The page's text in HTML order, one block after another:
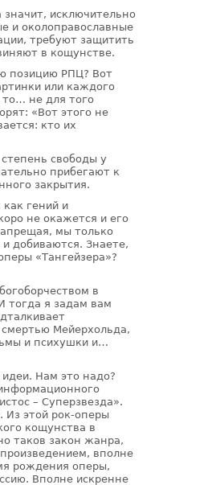
исключительно
и околоправославные
требуют защитить
в кощунстве.
позицию РПЦ? Вот
или каждого
то… не для того
«Вот этого не
кто их
свободы у
прибегают к
закрытия.
гений и
не окажется и его
мы только
добиваются. Знаете,
«Тангейзера»?
в
тогда я задам вам
Мейерхольда,
и психушки и…
Нам это надо?
– Суперзвезда».
Из этой рок-оперы
кощунства в
таков закон жанра,
вполне
рождения оперы,
Вполне искренне